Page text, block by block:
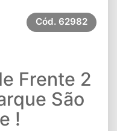
Cód. 62982
Frente 2
São
!